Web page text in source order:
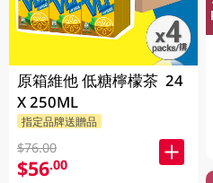
原箱維他 低糖檸檬茶 24
X 250ML
指定品牌送贈品
$76.00
$56.00